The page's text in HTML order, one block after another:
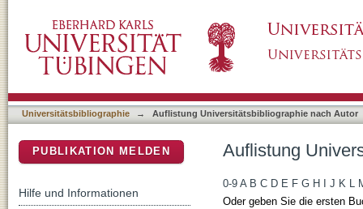
Universitätsbibliographie → Auflistung Universitätsbibliographie nach Autor
Auflistung
0-9 A B C D E F G H J K L
Oder geben Sie die ersten
PUBLIKATION MELDEN
Hilfe und Informationen